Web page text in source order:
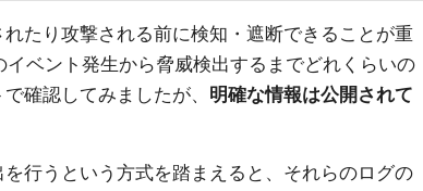
たり攻撃される前に検知・遮断できることが重
ベント発生から脅威検出するまでどれくらいの
確認してみましたが、 明確な情報は公開されて
行うという方式を踏まえると、それらのログの